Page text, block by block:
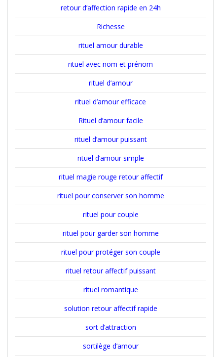
retour d’affection rapide en 24h
Richesse
rituel amour durable
rituel avec nom et prénom
rituel d’amour
rituel d’amour efficace
Rituel d’amour facile
rituel d’amour puissant
rituel d’amour simple
rituel magie rouge retour affectif
rituel pour conserver son homme
rituel pour couple
rituel pour garder son homme
rituel pour protéger son couple
rituel retour affectif puissant
rituel romantique
solution retour affectif rapide
sort d’attraction
sortilège d’amour